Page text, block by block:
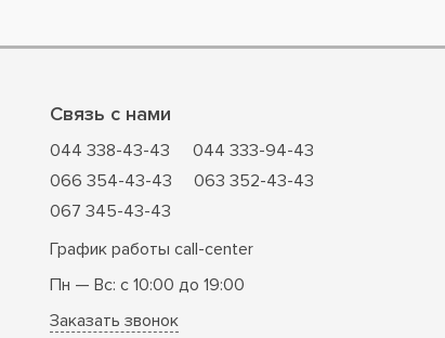
Связь с нами
044 338-43-43
044 333-94-43
066 354-43-43
063 352-43-43
067 345-43-43
График работы call-center
Пн — Вс: с 10:00 до 19:00
Заказать звонок